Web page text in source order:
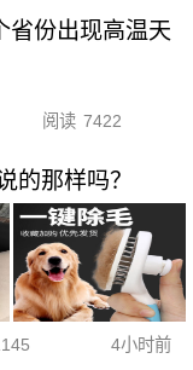
省份出现高温天
阅读 7422
的那样吗？
4小时前